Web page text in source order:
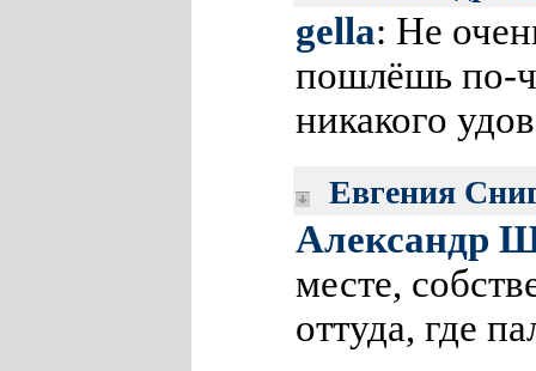
gella: Не
пошлёшь по-
никакого
Евгения
Александр
месте,
оттуда, где